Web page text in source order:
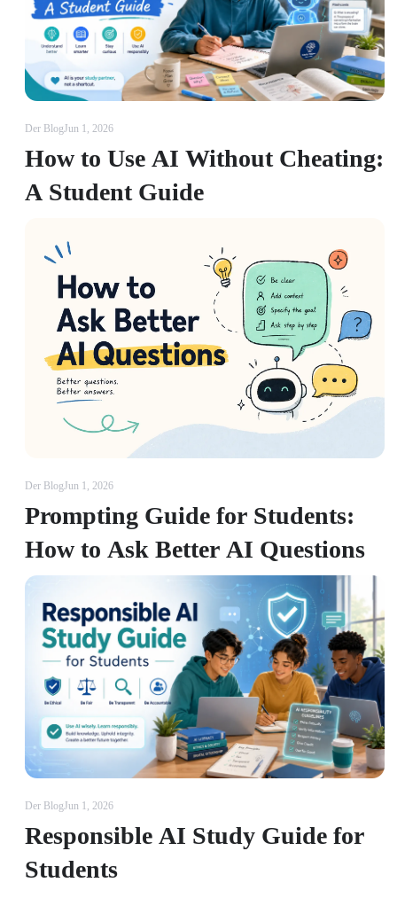
Der BlogJun 1, 2026
How to Use AI Without Cheating:
A Student Guide
Der BlogJun 1, 2026
Prompting Guide for Students:
How to Ask Better AI Questions
Der BlogJun 1, 2026
Responsible AI Study Guide for
Students